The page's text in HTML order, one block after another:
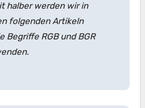
halber werden wir in
folgenden Artikeln
Begriffe RGB und BGR